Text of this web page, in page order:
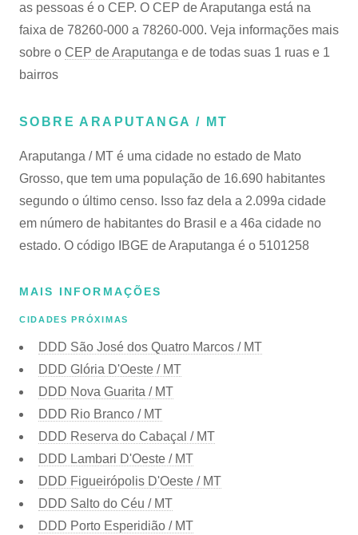
as pessoas é o CEP. O CEP de Araputanga está na
faixa de 78260-000 a 78260-000. Veja informações mais
sobre o CEP de Araputanga e de todas suas 1 ruas e 1
bairros
SOBRE ARAPUTANGA / MT
Araputanga / MT é uma cidade no estado de Mato
Grosso, que tem uma população de 16.690 habitantes
segundo o último censo. Isso faz dela a 2.099a cidade
em número de habitantes do Brasil e a 46a cidade no
estado. O código IBGE de Araputanga é o 5101258
MAIS INFORMAÇÕES
CIDADES PRÓXIMAS
DDD São José dos Quatro Marcos / MT
DDD Glória D'Oeste / MT
DDD Nova Guarita / MT
DDD Rio Branco / MT
DDD Reserva do Cabaçal / MT
DDD Lambari D'Oeste / MT
DDD Figueirópolis D'Oeste / MT
DDD Salto do Céu / MT
DDD Porto Esperidião / MT